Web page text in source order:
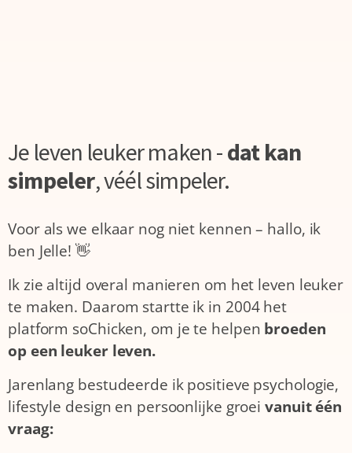
Je leven leuker maken -dat kan
simpeler,véél simpeler.
Voor als we elkaar nog niet kennen – hallo, ik
ben Jelle! 👋
Ik zie altijd overal manieren om het leven leuker
te maken. Daarom startte ik in 2004 het
platform soChicken, om je te helpen broeden
op een leuker leven.
Jarenlang bestudeerde ik positieve psychologie,
lifestyle design en persoonlijke groeivanuit één
vraag: